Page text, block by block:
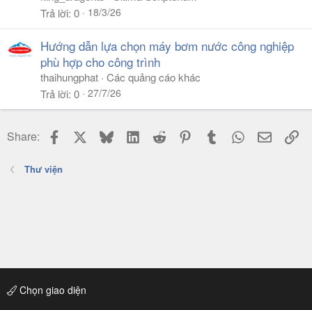
Trả lời 0 18/3/26
Hướng dẫn lựa chọn máy bơm nước công nghiệp
phù hợp cho công trình
thaihungphat Các quảng cáo khác
Trả lời 0 27/7/26
Share: Facebook BlueskyLinkedIn
Reddit PinterestTumblr WhatsApp
Email
Thư viện
Chọn giao diện